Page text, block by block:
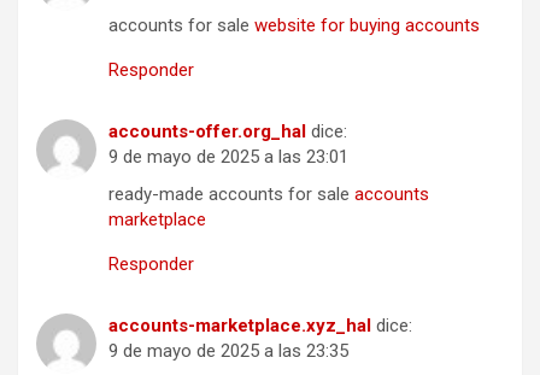
accounts for sale website for buying accounts
Responder
accounts-offer.org_hal dice:
9 de mayo de 2025 a las 23:01
ready-made accounts for sale accounts
marketplace
Responder
accounts-marketplace.xyz_hal dice:
9 de mayo de 2025 a las 23:35